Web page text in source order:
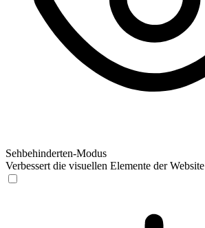
Sehbehinderten-Modus
Verbessert die visuellen Elemente der Website